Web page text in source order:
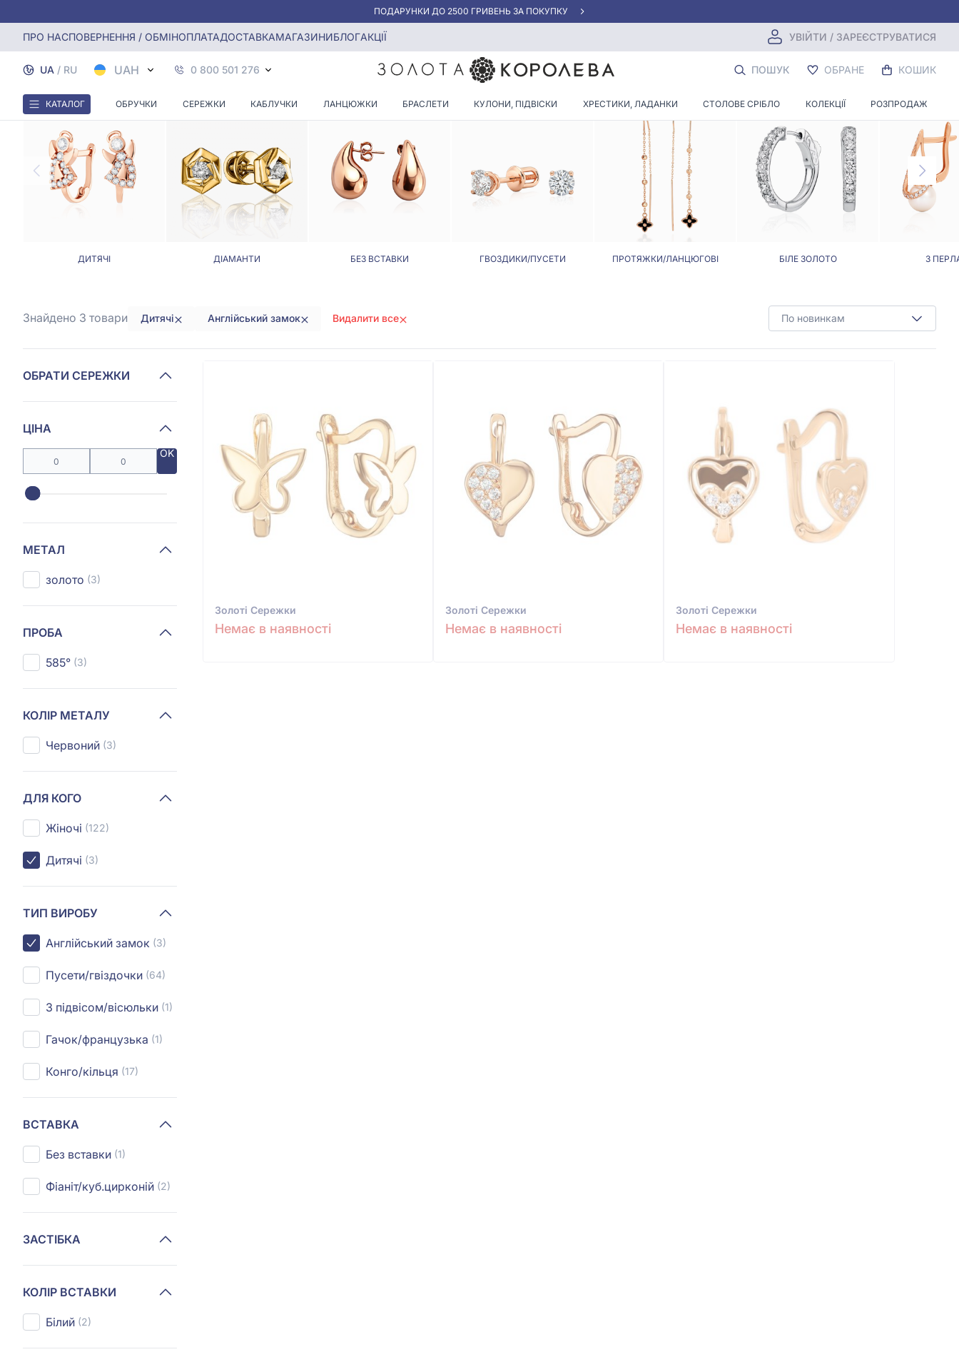
«КРАЩА ЦІНА» ВІД 5945 ГРН/ГРАМ
ПРО НАСПОВЕРНЕННЯ / ОБМІНОПЛАТАДОСТАВКАМАГАЗИНИБЛОГАКЦІЇ УВІЙТИ / ЗАРЕЄСТРУВАТИСЯ
UA / RU UAH 0 800 501 276 ПОШУК ОБРАНЕ КОШИК
КАТАЛОГ ОБРУЧКИ СЕРЕЖКИ КАБЛУЧКИ ЛАНЦЮЖКИ БРАСЛЕТИ КУЛОНИ, ПІДВІСКИ ХРЕСТИКИ, ЛАДАНКИ СТОЛОВЕ СРІБЛО КОЛЕКЦІЇ РОЗПРОДАЖ
Головна Сережки Дитячі сережки з англійським замком
ДИТЯЧІ СЕРЕЖКИ З АНГЛІЙСЬКИМ ЗАМКОМ
ДИТЯЧІ ДІАМАНТИ БЕЗ ВСТАВКИ ГВОЗДИКИ/ПУСЕТИ ПРОТЯЖКИ/ЛАНЦЮГОВІ БІЛЕ ЗОЛОТО З
По новинкам
Знайдено 3 товари Дитячі Англійський замок Видалити все
ОБРАТИ СЕРЕЖКИ
ЦІНА
OK
МЕТАЛ
золото (3)
ПРОБА
585° (3)
КОЛІР МЕТАЛУ
Червоний (3)
ДЛЯ КОГО
Жіночі (122)
Дитячі (3)
ТИП ВИРОБУ
Англійський замок (3)
Пусети/гвіздочки (64)
З підвісом/вісюльки (1)
Гачок/французька (1)
Конго/кільця (17)
ВСТАВКА
Без вставки (1)
Фіаніт/куб.цирконій (2)
ЗАСТІБКА
КОЛІР ВСТАВКИ
Білий (2)
Золотi Сережки
Немає в наявності
Золотi Сережки
Немає в наявності
Золотi Сережки
Немає в наявності